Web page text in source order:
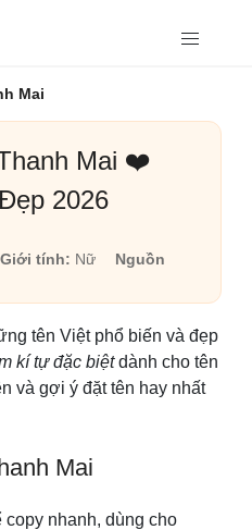
Mai
Mai ❤️
2026
Giới tính: Nữ
Nguồn
tên Việt phổ biến và đẹp
kí tự đặc biệtdành cho tên
và gợi ý đặt tên hay nhất
Mai
nhanh, dùng cho